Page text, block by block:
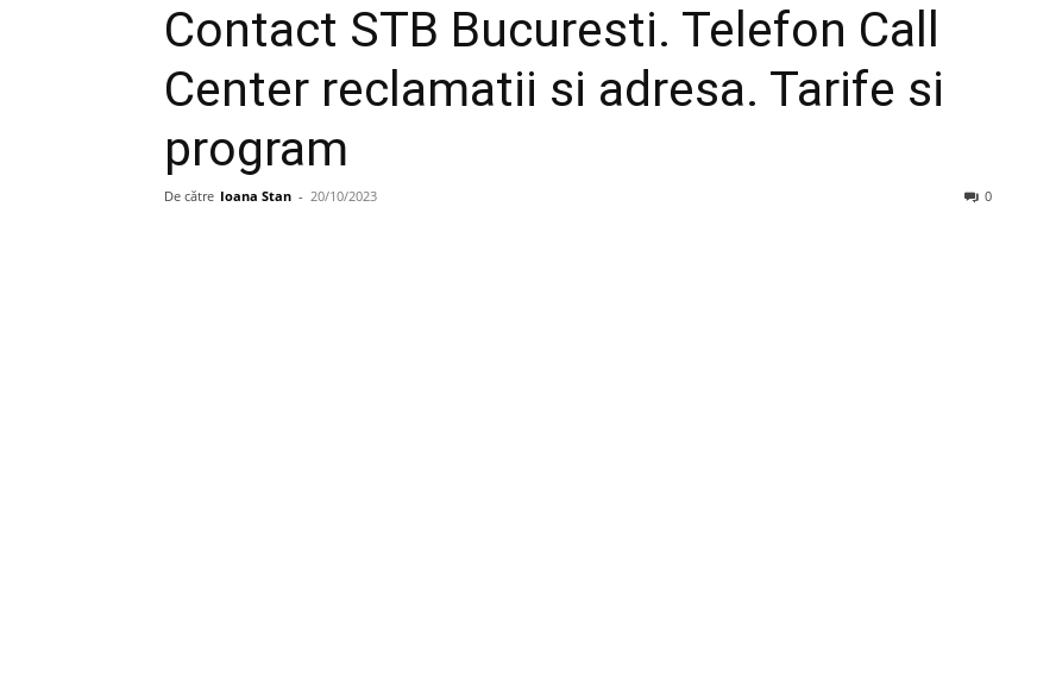
Contact STB Bucuresti. Telefon Call
Center reclamatii si adresa. Tarife si
program
De către Ioana Stan - 20/10/2023 0